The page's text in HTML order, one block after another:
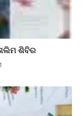
ଶିବିର